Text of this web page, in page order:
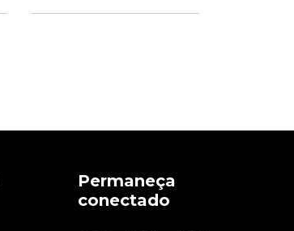
Permaneça
conectado